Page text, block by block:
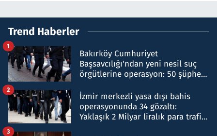
Trend Haberler
Bakırköy Cumhuriyet
Başsavcılığı'ndan yeni nesil suç
örgütlerine operasyon: 50 şüpheli
1
İzmir merkezli yasa dışı bahis
operasyonunda 34 gözaltı:
Yaklaşık 2 Milyar liralık para trafiği
2
3